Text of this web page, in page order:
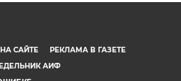
САЙТЕ
РЕКЛАМА В ГАЗЕТЕ
АИФ